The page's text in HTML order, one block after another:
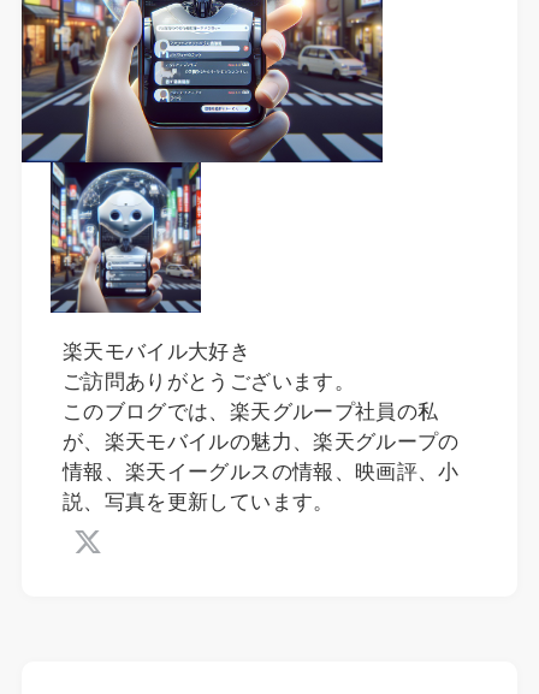
楽天モバイル大好き
ご訪問ありがとうございます。
このブログでは、楽天グループ社員の私
が、楽天モバイルの魅力、楽天グループの
情報、楽天イーグルスの情報、映画評、小
説、写真を更新しています。